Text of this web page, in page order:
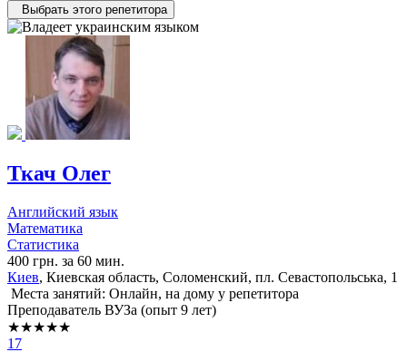
Выбрать этого репетитора
Ткач Олег
Английский язык
Математика
Статистика
400 грн. за 60 мин.
Киев, Киевская область, Соломенский, пл. Севастопольська, 1
Места занятий: Онлайн, на дому у репетитора
Преподаватель ВУЗа (опыт 9 лет)
★★★★★
17